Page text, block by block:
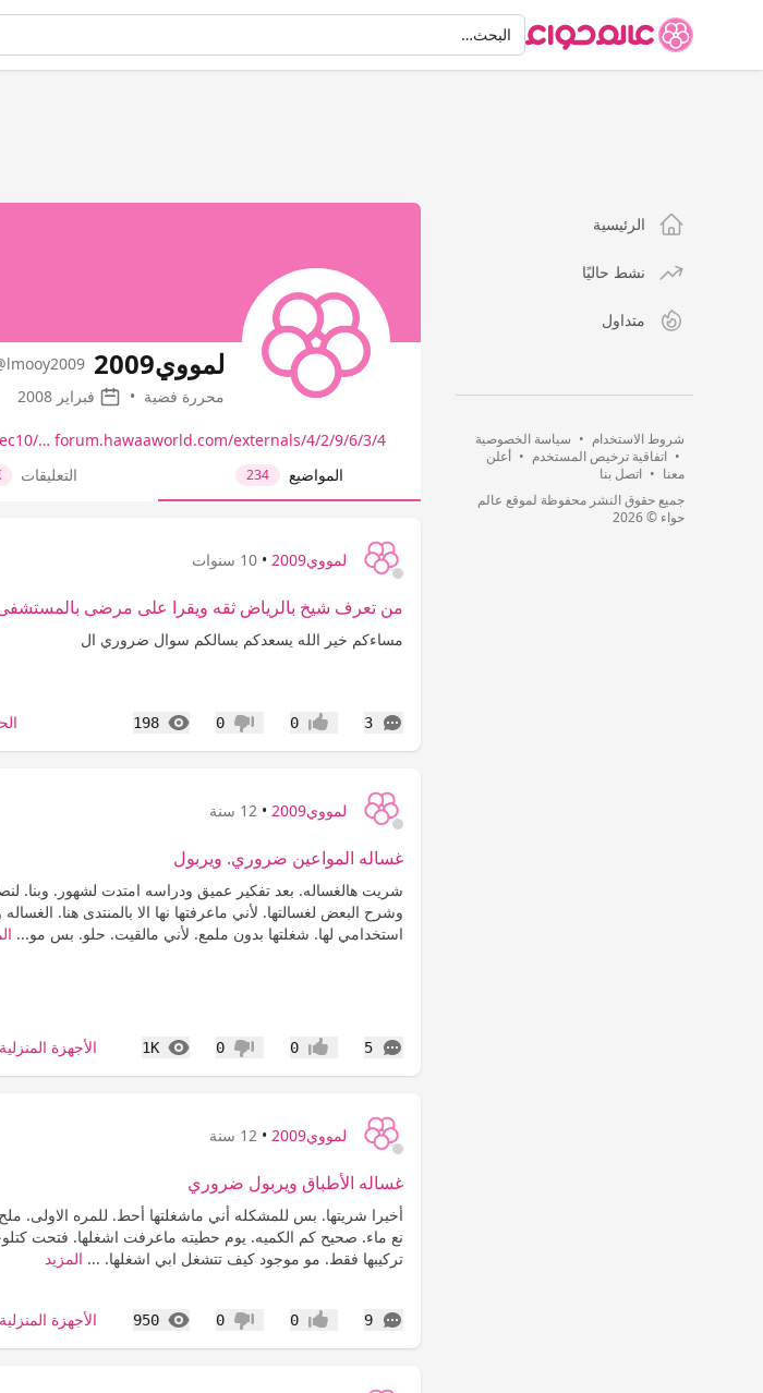
البحثالبحث…
الرئيسية
نشط حاليًا
متداول
شروط الاستخدام • سياسة الخصوصية
• اتفاقية ترخيص المستخدم • أعلن
معنا • اتصل بنا
جميع حقوق النشر محفوظة لموقع عالم
حواء © 2026
لمووي2009
محررة فضية • فبراير 2008
… forum.hawaaworld.com/externals/4/2/9/6/3/4/…
المواضيع
234 التعليقات
لمووي2009 • 10 سنوات
من تعرف شيخ بالرياض ثقه ويقرا على مرضى
مساءكم خير الله يسعدكم بسالكم سوال ضروري ال
3
التعليقات إعجاب0 عدم إعجاب
0
198
المشاهدات
لمووي2009 • 12 سنة
غساله المواعين ضروري. ويربول
شريت هالغساله. بعد تفكير عميق ودراسه امتدت لشهور. وبنا.
وشرح البعض لغسالتها. لأني ماعرفتها نها الا بالمنتدى هنا.
استخدامي لها. شغلتها بدون ملمع. لأني مالقيت. حلو. بس مو...
5
التعليقات إعجاب0 عدم إعجاب
0
1K
المشاهدات الأجهزة
لمووي2009 • 12 سنة
غساله الأطباق ويربول ضروري
أخيرا شريتها. بس للمشكله أني ماشغلتها أحط. للمره الاولى.
نع ماء. صحيح كم الكميه. يوم حطيته ماعرفت اشغلها. فتحت
تركيبها فقط. مو موجود كيف تتشغل ابي اشغلها. ... المزيد
9
التعليقات إعجاب0 عدم إعجاب
0
950
المشاهدات الأجهزة